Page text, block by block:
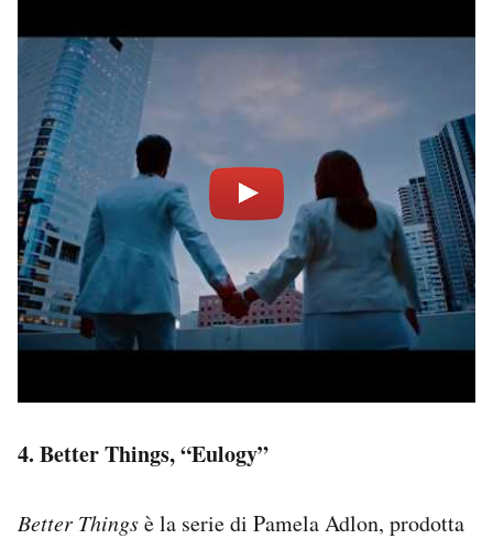
4. Better Things, “Eulogy”
Better Thingsè la serie di Pamela Adlon, prodotta